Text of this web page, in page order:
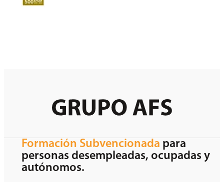
Formación Subvencionada para
personas desempleadas, ocupadas y
autónomos.